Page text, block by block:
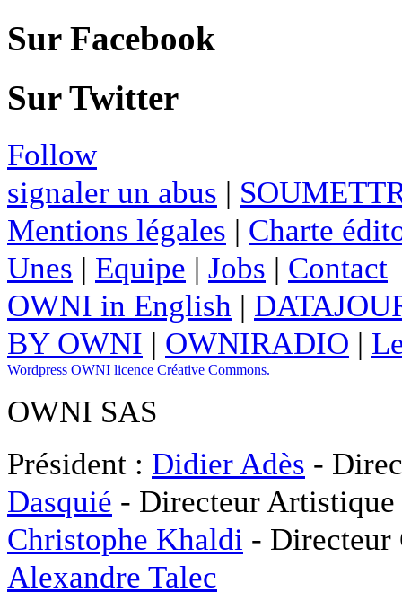
Sur Facebook
Sur Twitter
Follow
signaler un abus |
Mentions légales | Charte
Unes | Equipe | Jobs | Contact
OWNI in English |
BY OWNI | OWNIRADIO |
Wordpress OWNI licence Créative Commons.
OWNI SAS
Président : Didier Adès -
Dasquié - Directeur
Christophe Khaldi -
Alexandre Talec